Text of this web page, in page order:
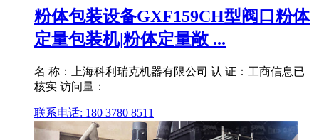
粉体包装设备GXF159CH型阀口粉体
定量包装机|粉体定量敞 ...
名 称：上海科利瑞克机器有限公司 认 证：工商信息已
核实 访问量：
联系电话: 180 3780 8511